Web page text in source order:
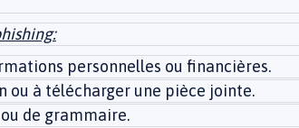
personnelles ou financières.
ou à télécharger une pièce jointe.
de grammaire.